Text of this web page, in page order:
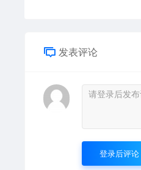
发表评论
登录后评论